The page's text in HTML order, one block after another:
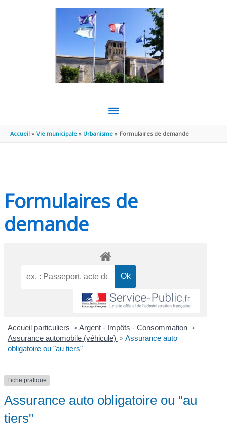
MENU
PRINCIPAL
Accueil Vie municipale Urbanisme Formulaires de demande
Formulaires de
demande
Accueil particuliers > Argent - Impôts - Consommation >
Assurance automobile (véhicule) > Assurance auto
obligatoire ou "au tiers"
Fiche pratique
Assurance auto obligatoire ou "au
tiers"